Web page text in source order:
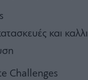
και
Challenges